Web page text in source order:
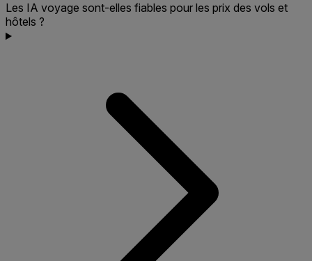
Les IA voyage sont-elles fiables pour les prix des vols et
hôtels ?